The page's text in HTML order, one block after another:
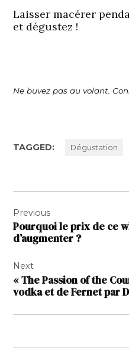
Laisser macérer
et dégustez !
Ne buvez pas au volant.
TAGGED: Dégustation
de
l’article
Previous
Pourquoi le prix de ce
d’augmenter ?
Next
« The Passion of the
vodka et de Fernet par